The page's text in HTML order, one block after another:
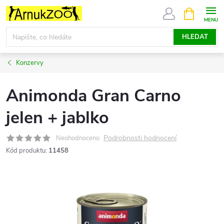
Přejít
obsah
HLEDAT
NÁKUPNÍ
KOŠÍK
Konzervy
Animonda Gran Carno
jelen + jablko
Neohodnoceno Podrobnosti hodnocení
Kód produktu: 11458